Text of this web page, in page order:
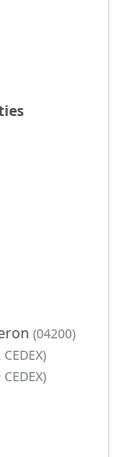
(04200)